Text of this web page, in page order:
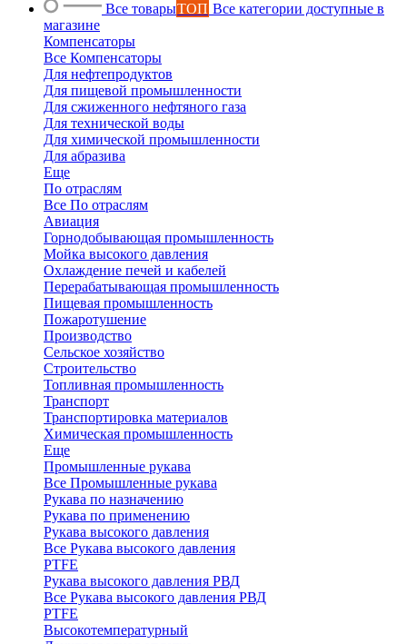
Все товарыТОП Все категории доступные в
магазине
Компенсаторы
Все Компенсаторы
Для нефтепродуктов
Для пищевой промышленности
Для сжиженного нефтяного газа
Для технической воды
Для химической промышленности
Для абразива
Еще
По отраслям
Все По отраслям
Авиация
Горнодобывающая промышленность
Мойка высокого давления
Охлаждение печей и кабелей
Перерабатывающая промышленность
Пищевая промышленность
Пожаротушение
Производство
Сельское хозяйство
Строительство
Топливная промышленность
Транспорт
Транспортировка материалов
Химическая промышленность
Еще
Промышленные рукава
Все Промышленные рукава
Рукава по назначению
Рукава по применению
Рукава высокого давления
Все Рукава высокого давления
PTFE
Рукава высокого давления РВД
Все Рукава высокого давления РВД
PTFE
Высокотемпературный